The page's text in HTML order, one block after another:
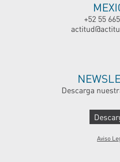
+52 55
Descarga
Aviso